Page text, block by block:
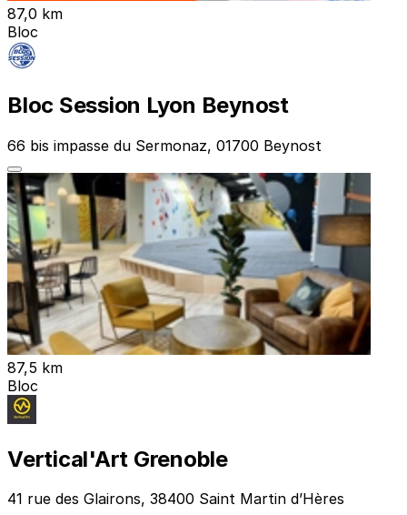
87,0 km
Bloc
Bloc Session Lyon Beynost
66 bis impasse du Sermonaz, 01700 Beynost
87,5 km
Bloc
Vertical'Art Grenoble
41 rue des Glairons, 38400 Saint Martin d’Hères